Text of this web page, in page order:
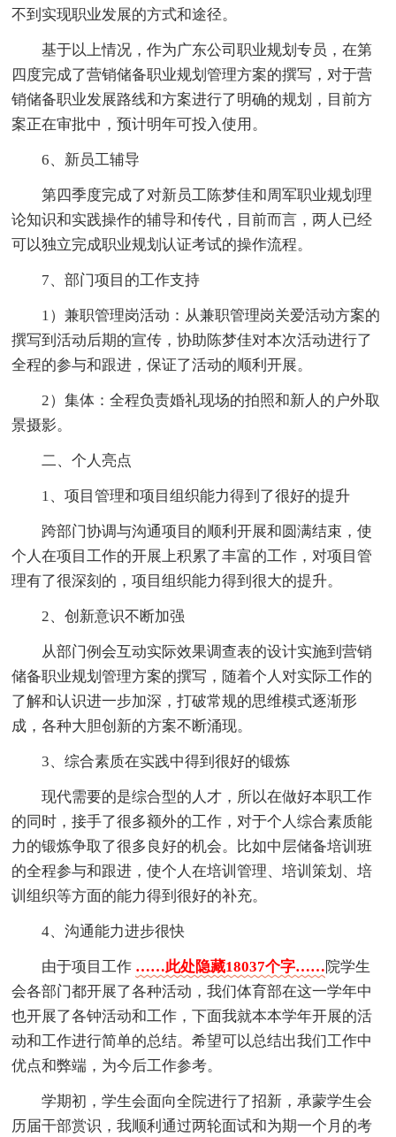
不到实现职业发展的方式和途径。
基于以上情况，作为广东公司职业规划专员，在第
四度完成了营销储备职业规划管理方案的撰写，对于营
销储备职业发展路线和方案进行了明确的规划，目前方
案正在审批中，预计明年可投入使用。
6、新员工辅导
第四季度完成了对新员工陈梦佳和周军职业规划理
论知识和实践操作的辅导和传代，目前而言，两人已经
可以独立完成职业规划认证考试的操作流程。
7、部门项目的工作支持
1）兼职管理岗活动：从兼职管理岗关爱活动方案的
撰写到活动后期的宣传，协助陈梦佳对本次活动进行了
全程的参与和跟进，保证了活动的顺利开展。
2）集体：全程负责婚礼现场的拍照和新人的户外取
景摄影。
二、个人亮点
1、项目管理和项目组织能力得到了很好的提升
跨部门协调与沟通项目的顺利开展和圆满结束，使
个人在项目工作的开展上积累了丰富的工作，对项目管
理有了很深刻的，项目组织能力得到很大的提升。
2、创新意识不断加强
从部门例会互动实际效果调查表的设计实施到营销
储备职业规划管理方案的撰写，随着个人对实际工作的
了解和认识进一步加深，打破常规的思维模式逐渐形
成，各种大胆创新的方案不断涌现。
3、综合素质在实践中得到很好的锻炼
现代需要的是综合型的人才，所以在做好本职工作
的同时，接手了很多额外的工作，对于个人综合素质能
力的锻炼争取了很多良好的机会。比如中层储备培训班
的全程参与和跟进，使个人在培训管理、培训策划、培
训组织等方面的能力得到很好的补充。
4、沟通能力进步很快
由于项目工作 ……此处隐藏18037个字……院学生
会各部门都开展了各种活动，我们体育部在这一学年中
也开展了各钟活动和工作，下面我就本本学年开展的活
动和工作进行简单的总结。希望可以总结出我们工作中
优点和弊端，为今后工作参考。
学期初，学生会面向全院进行了招新，承蒙学生会
历届干部赏识，我顺利通过两轮面试和为期一个月的考